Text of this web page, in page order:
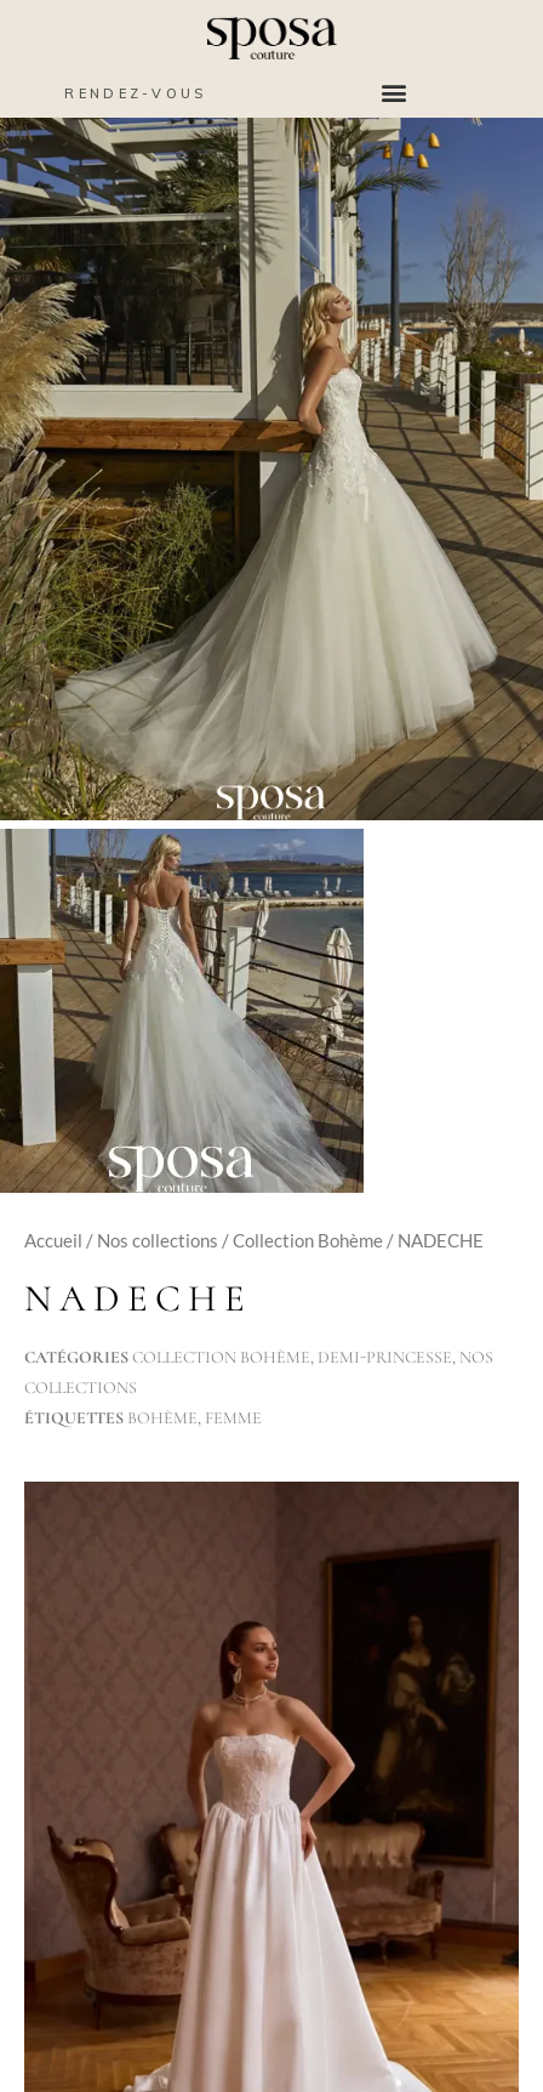
RENDEZ-VOUS
Accueil / Nos collections /Collection Bohème / NADECHE
NADECHE
CATÉGORIESCOLLECTION BOHÈME, DEMI-PRINCESSE, NOS
COLLECTIONS
ÉTIQUETTES BOHÈME, FEMME